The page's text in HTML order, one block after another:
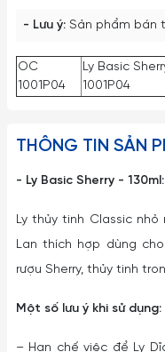
- Lưu ý: Sản phẩm bán
OC
1001P04
Ly Basic
1001P04
THÔNG TIN SẢN
- Ly Basic Sherry - 130ml:
Ly thủy tinh Classic
Lan thích hợp dùng
rượu Sherry, thủy tinh
Một số lưu ý khi sử dụng:
– Hạn chế việc để Ly